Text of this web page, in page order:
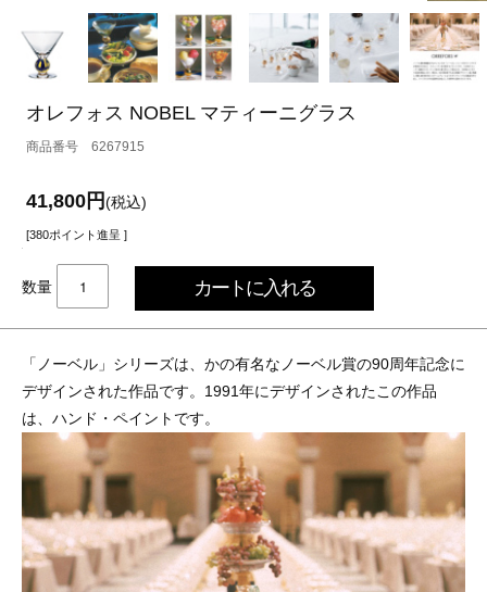
オレフォス NOBEL マティーニグラス
6267915
41,800円(税込)
[380ポイント進呈 ]
数量
「ノーベル」シリーズは、かの有名なノーベル賞の90周年記念に
デザインされた作品です。1991年にデザインされたこの作品
は、ハンド・ペイントです。